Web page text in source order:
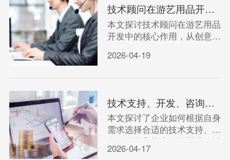
技术顾问在游艺用品开发中扮演着怎样的关键角色？
本文探讨技术顾问在游艺用品
开发中的核心作用，从创意落
障产品安全、趣味性与市场竞
2026-04-19
技术支持、开发、咨询与推广：如何选择适合企业的服务模式？
本文探讨了企业如何根据自身
需求选择合适的技术支持、开
发、咨询和推广服务模式，以
提升效率和竞争力。
2026-04-17